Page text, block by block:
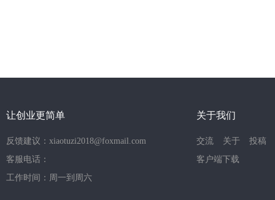
让创业更简单
反馈建议：xiaotuzi2018@foxmail.com
客服电话：
工作时间：周一到周六
关于我们
交流 关于
投稿
客户端下载